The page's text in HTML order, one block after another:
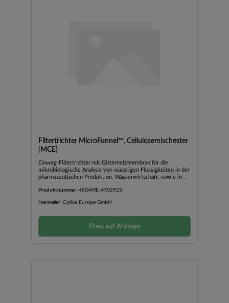
Filtertrichter MicroFunnel™, Cellulosemischester
(MCE)
Einweg-Filtertrichter mit Gitternetzmembran für die
mikrobiologische Analyse von wässrigen Flüssigkeiten in der
pharmazeutischen Produktion, Wasserwirtschaft, sowie in
Markierungen auf der Außenseite des Trichters erleichtern
Zylinders von der Basis durch Zusammendrücken ermöglicht
Kultivierung.Der locker aufliegende Deckel reduziert das
Kontaminationsrisiko.
Produktnummer: 4804ME-4702925
Hersteller: Cytiva Europe GmbH
Preis auf Anfrage